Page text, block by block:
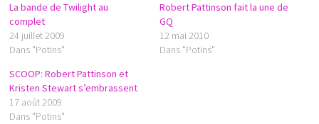
La bande de Twilight au
complet
24 juillet 2009
Dans "Potins"
Robert Pattinson fait la une de
GQ
12 mai 2010
Dans "Potins"
SCOOP: Robert Pattinson et
Kristen Stewart s’embrassent
17 août 2009
Dans "Potins"